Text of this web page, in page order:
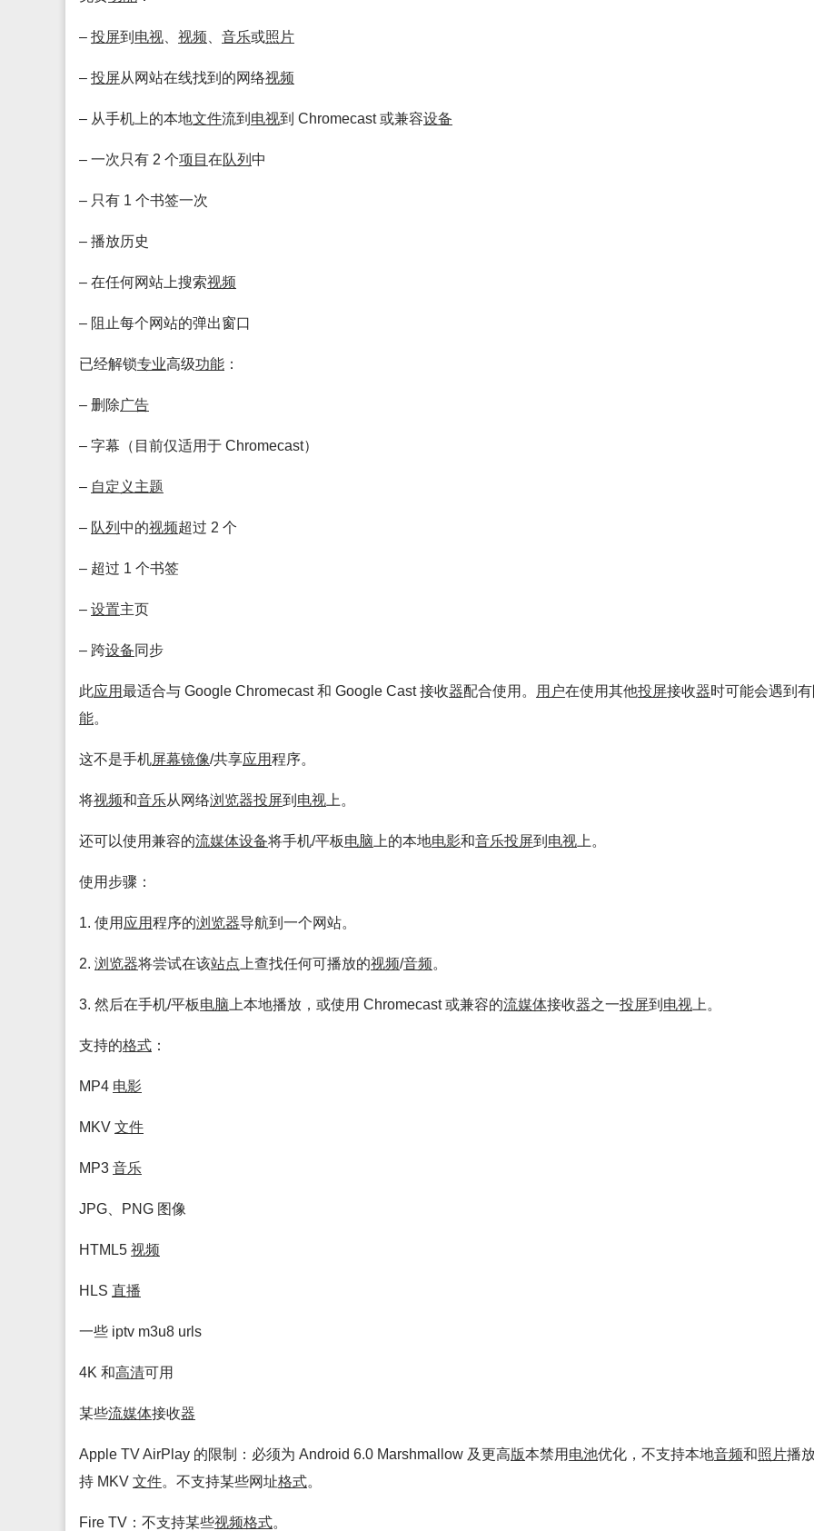
– 投屏到 电视 视频 音乐或照片
– 投屏从网站在线找到的网络视频
– 从手机上的本地文件流到 电视到 Chromecast 或兼容设备
– 一次只有 2 个项目 在队列 中
– 只有 1 个书签一次
– 播放历史
– 在任何网站上搜索视频
– 阻止每个网站的弹出窗口
已经解锁专业高级功能 ：
– 删除广告
– 字幕（目前仅适用于 Chromecast）
– 自定义 主题
– 队列 中的视频超过 2 个
– 超过 1 个书签
– 设置主页
– 跨设备同步
此应用最适合与 Google Chromecast 和 Google Cast 接收器配合使用。 用户在使用其他投屏接收器时可能会遇到
能。
这不是手机屏幕镜像/共享应用程序。
将视频和音乐从网络浏览器投屏到 电视 上。
还可以使用兼容的流媒体设备将手机/平板电脑 上的本地电影和音乐投屏到 电视 上。
使用步骤：
1. 使用 应用程序的浏览器导航到一个网站。
2. 浏览器将尝试在该站点 上查找任何可播放的视频/音频。
3. 然后在手机/平板电脑 上本地播放，或使用 Chromecast 或兼容的流媒体接收器之一投屏到 电视 上。
支持的格式 ：
MP4 电影
MKV 文件
MP3 音乐
JPG、PNG 图像
HTML5 视频
HLS 直播
一些 iptv m3u8 urls
4K 和高清可用
某些流媒体接收器
Apple TV AirPlay 的限制：必须为 Android 6.0 Marshmallow 及更高版本禁用 电池优化，不支持本地音频和照片播
持 MKV 文件。不支持某些网址格式。
Fire TV：不支持某些视频格式。